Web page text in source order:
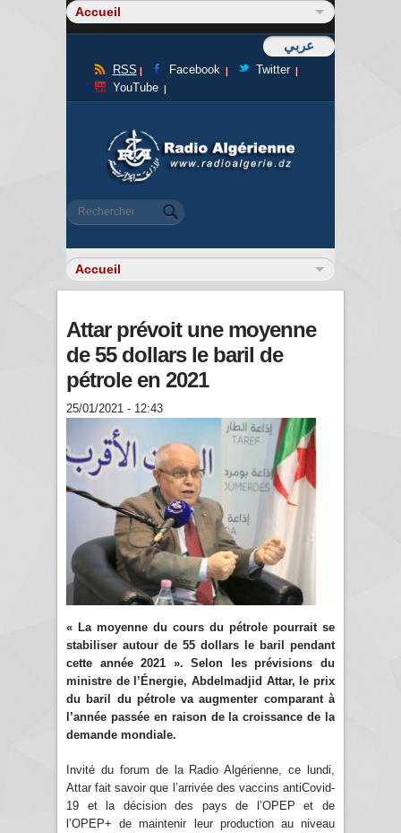
عربي
RSS Facebook
Twitter
YouTube
Formulaire de recherche
Rechercher
Attar prévoit une moyenne
de 55 dollars le baril de
pétrole en 2021
25/01/2021 - 12:43
« La moyenne du cours du pétrole pourrait se
stabiliser autour de 55 dollars le baril pendant
cette année 2021 ». Selon les prévisions du
ministre de l’Énergie, Abdelmadjid Attar, le prix
du baril du pétrole va augmenter comparant à
l’année passée en raison de la croissance de la
demande mondiale.
Invité du forum de la Radio Algérienne, ce lundi,
Attar fait savoir que l’arrivée des vaccins antiCovid-
19 et la décision des pays de l’OPEP et de
l’OPEP+ de maintenir leur production au niveau